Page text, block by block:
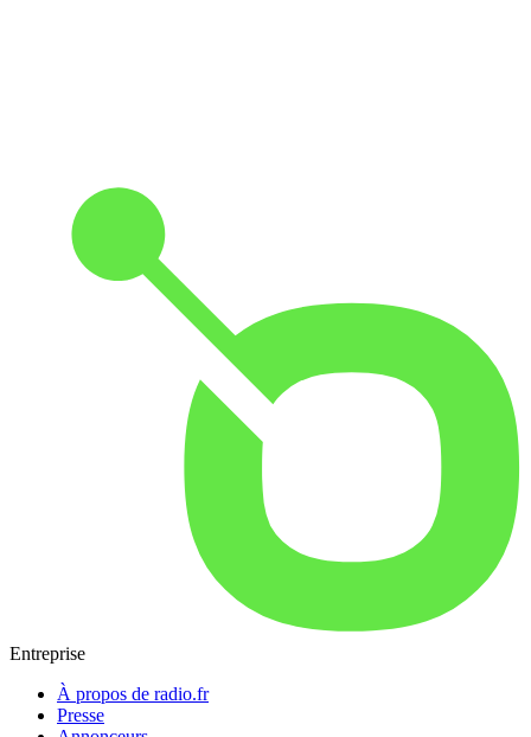
Entreprise
À propos de radio.fr
Presse